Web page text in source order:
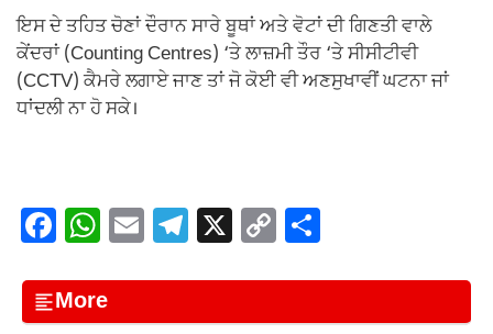
ਇਸ ਦੇ ਤਹਿਤ ਚੋਣਾਂ ਦੌਰਾਨ ਸਾਰੇ ਬੂਥਾਂ ਅਤੇ ਵੋਟਾਂ ਦੀ ਗਿਣਤੀ ਵਾਲੇ
ਕੇਂਦਰਾਂ (Counting Centres) ‘ਤੇ ਲਾਜ਼ਮੀ ਤੌਰ ‘ਤੇ ਸੀਸੀਟੀਵੀ
(CCTV) ਕੈਮਰੇ ਲਗਾਏ ਜਾਣ ਤਾਂ ਜੋ ਕੋਈ ਵੀ ਅਣਸੁਖਾਵੀਂ ਘਟਨਾ ਜਾਂ
ਧਾਂਦਲੀ ਨਾ ਹੋ ਸਕੇ।
F
c
W
at
E
ail
T
e
X C
p ar
More